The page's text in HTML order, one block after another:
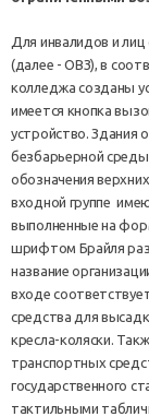
Для инвалидов и
(далее - ОВЗ), в
колледжа созданы
имеется кнопка
устройство. Здания
безбарьерной
обозначения
входной группе
выполненные на
шрифтом Брайля
название
входе
средства для
кресла-коляски.
транспортных
государственного
тактильными